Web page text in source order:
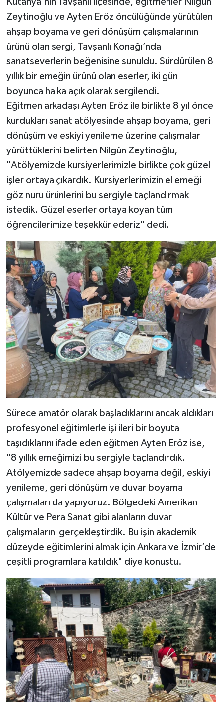
Kütahya'nın Tavşanlı ilçesinde, eğitmenler Nilgün
Zeytinoğlu ve Ayten Eröz öncülüğünde yürütülen
ahşap boyama ve geri dönüşüm çalışmalarının
ürünü olan sergi, Tavşanlı Konağı’nda
sanatseverlerin beğenisine sunuldu. Sürdürülen 8
yıllık bir emeğin ürünü olan eserler, iki gün
boyunca halka açık olarak sergilendi.
Eğitmen arkadaşı Ayten Eröz ile birlikte 8 yıl önce
kurdukları sanat atölyesinde ahşap boyama, geri
dönüşüm ve eskiyi yenileme üzerine çalışmalar
yürüttüklerini belirten Nilgün Zeytinoğlu,
"Atölyemizde kursiyerlerimizle birlikte çok güzel
işler ortaya çıkardık. Kursiyerlerimizin el emeği
göz nuru ürünlerini bu sergiyle taçlandırmak
istedik. Güzel eserler ortaya koyan tüm
öğrencilerimize teşekkür ederiz" dedi.
Sürece amatör olarak başladıklarını ancak aldıkları
profesyonel eğitimlerle işi ileri bir boyuta
taşıdıklarını ifade eden eğitmen Ayten Eröz ise,
"8 yıllık emeğimizi bu sergiyle taçlandırdık.
Atölyemizde sadece ahşap boyama değil, eskiyi
yenileme, geri dönüşüm ve duvar boyama
çalışmaları da yapıyoruz. Bölgedeki Amerikan
Kültür ve Pera Sanat gibi alanların duvar
çalışmalarını gerçekleştirdik. Bu işin akademik
düzeyde eğitimlerini almak için Ankara ve İzmir’de
çeşitli programlara katıldık" diye konuştu.
Teknoloji
Vasıta
Vefat Haberleri